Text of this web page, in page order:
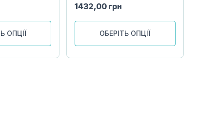
ОПЦІЇ
1432,00 грн
ОБЕРІТЬ ОПЦІЇ